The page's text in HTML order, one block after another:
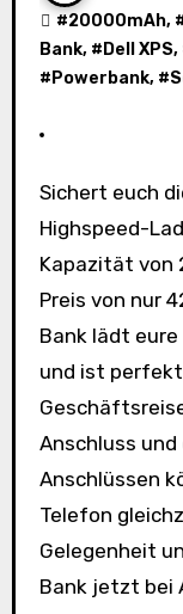
#20000mAh,
Bank, # Dell XPS,
# Powerbank, #
Sichert euch die Baseus Power Bank mit 65W
Highspeed-
Kapazität von
Preis von nur
Bank lädt
und ist
Anschluss
Anschlüssen
Telefon
Gelegenheit
Bank jetzt bei